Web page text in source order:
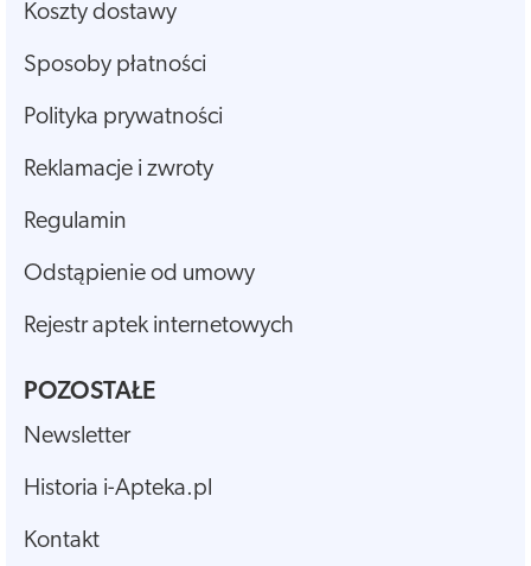
Koszty dostawy
Sposoby płatności
Polityka prywatności
Reklamacje i zwroty
Regulamin
Odstąpienie od umowy
Rejestr aptek internetowych
POZOSTAŁE
Newsletter
Historia i-Apteka.pl
Kontakt